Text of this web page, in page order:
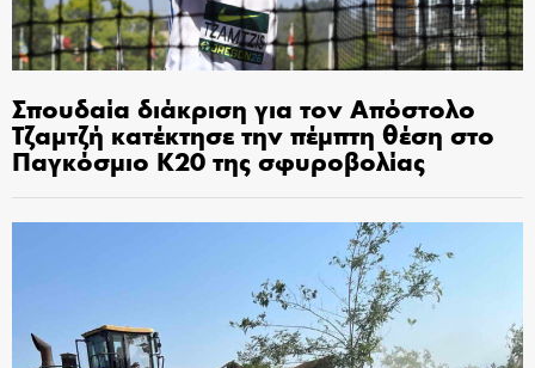
Σπουδαία διάκριση για τον Απόστολο
Τζαμτζή κατέκτησε την πέμπτη θέση στο
Παγκόσμιο Κ20 της σφυροβολίας